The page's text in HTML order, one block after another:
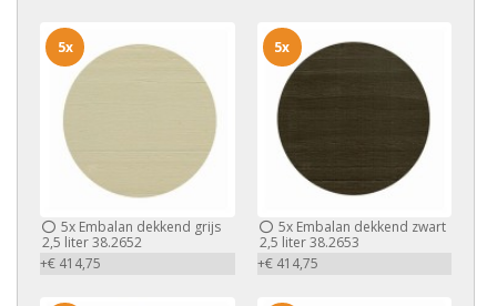
5x Embalan dekkend grijs
2,5 liter 38.2652
+€ 414,75
5x
5xEmbalan dekkend zwart
2,5 liter 38.2653
+€ 414,75
5x